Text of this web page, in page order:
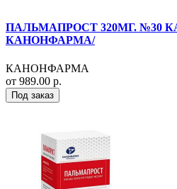
ПАЛЬМАПРОСТ 320МГ. №30
КАНОНФАРМА/
КАНОНФАРМА
от 989.00 р.
Под заказ